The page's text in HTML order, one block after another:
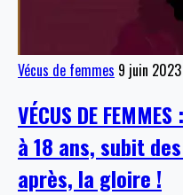
Vécus de femmes 9 juin 2023
VÉCUS DE
à 18 ans, subit
après, la gloire !